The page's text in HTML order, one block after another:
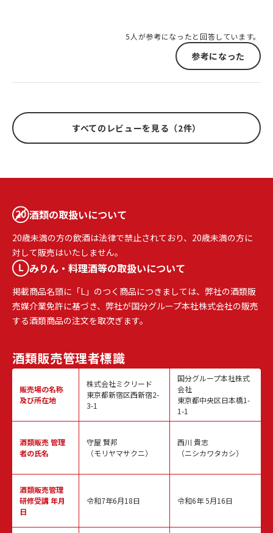
5人が参考になったと回答しています。
参考になった
すべてのレビューを見る（2件）
酒類の取扱いについて
20歳未満の方の飲酒は法律で禁止されており、20歳未満の方に
対して販売はいたしません。
みりん・料理酒等の取扱いについて
掲載商品名頭に「L」のつく商品につきましては、弊社の酒類販
売媒介業免許に基づき、弊社が国分グループ本社株式会社の販売
する酒類商品の注文を取次ぎます。
酒類販売管理者標識
販売場の名称
及び所在地
酒類販売管理
者の氏名
酒類販売管理
研修受講 年月
日
株式会社ミクリード
東京都新宿区西新宿2-
3-1
守屋 賢邦
（モリヤマサクニ）
令和7年6月18日
国分グループ本社株式
会社
東京都中央区日本橋1-
1-1
西川 貴志
（ニシカワタカシ）
令和6年 5月16日